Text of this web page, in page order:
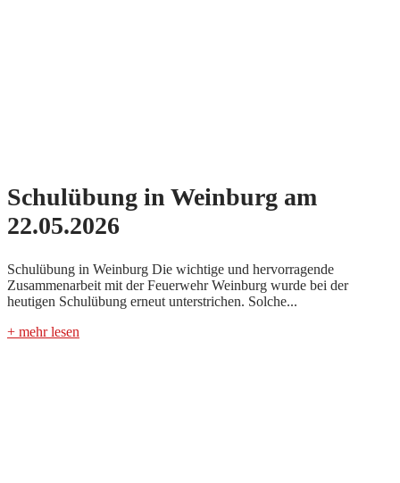
Schulübung in Weinburg am
22.05.2026
Schulübung in Weinburg Die wichtige und hervorragende
Zusammenarbeit mit der Feuerwehr Weinburg wurde bei der
heutigen Schulübung erneut unterstrichen. Solche...
+ mehr lesen